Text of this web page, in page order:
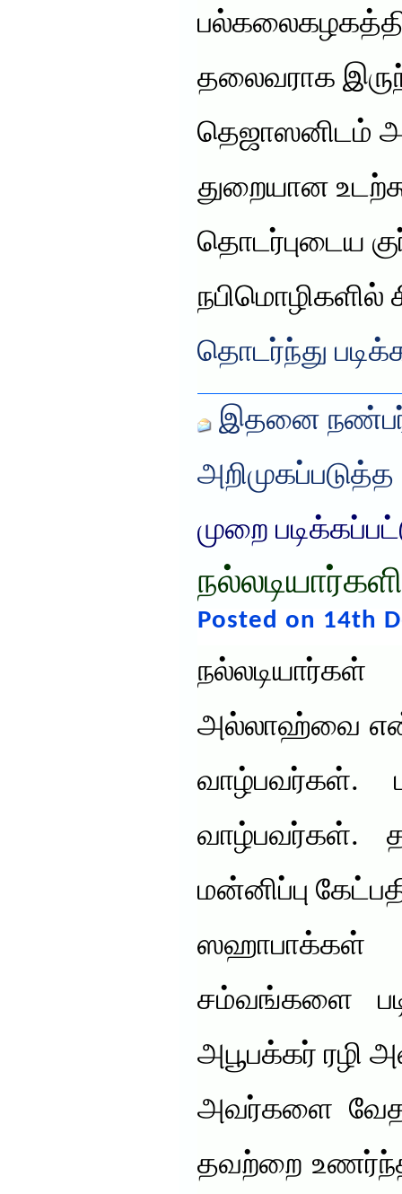
தலைவராக
தெஜாஸனிடம்
துறையான
தொடர்புடைய
நபிமொழிகளில்
தொடர்ந்து
இதனை
அறிமுகப்படுத்த
முறை
Posted on 14th
அல்லாஹ்வை
வாழ்பவர்கள்.
வாழ்பவர்கள்.
மன்னிப்பு
ஸஹாபாக்கள்
சம்வங்களை
அபூபக்கர் ரழி
அவர்களை
தவற்றை